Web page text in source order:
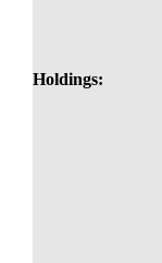
Holdings: